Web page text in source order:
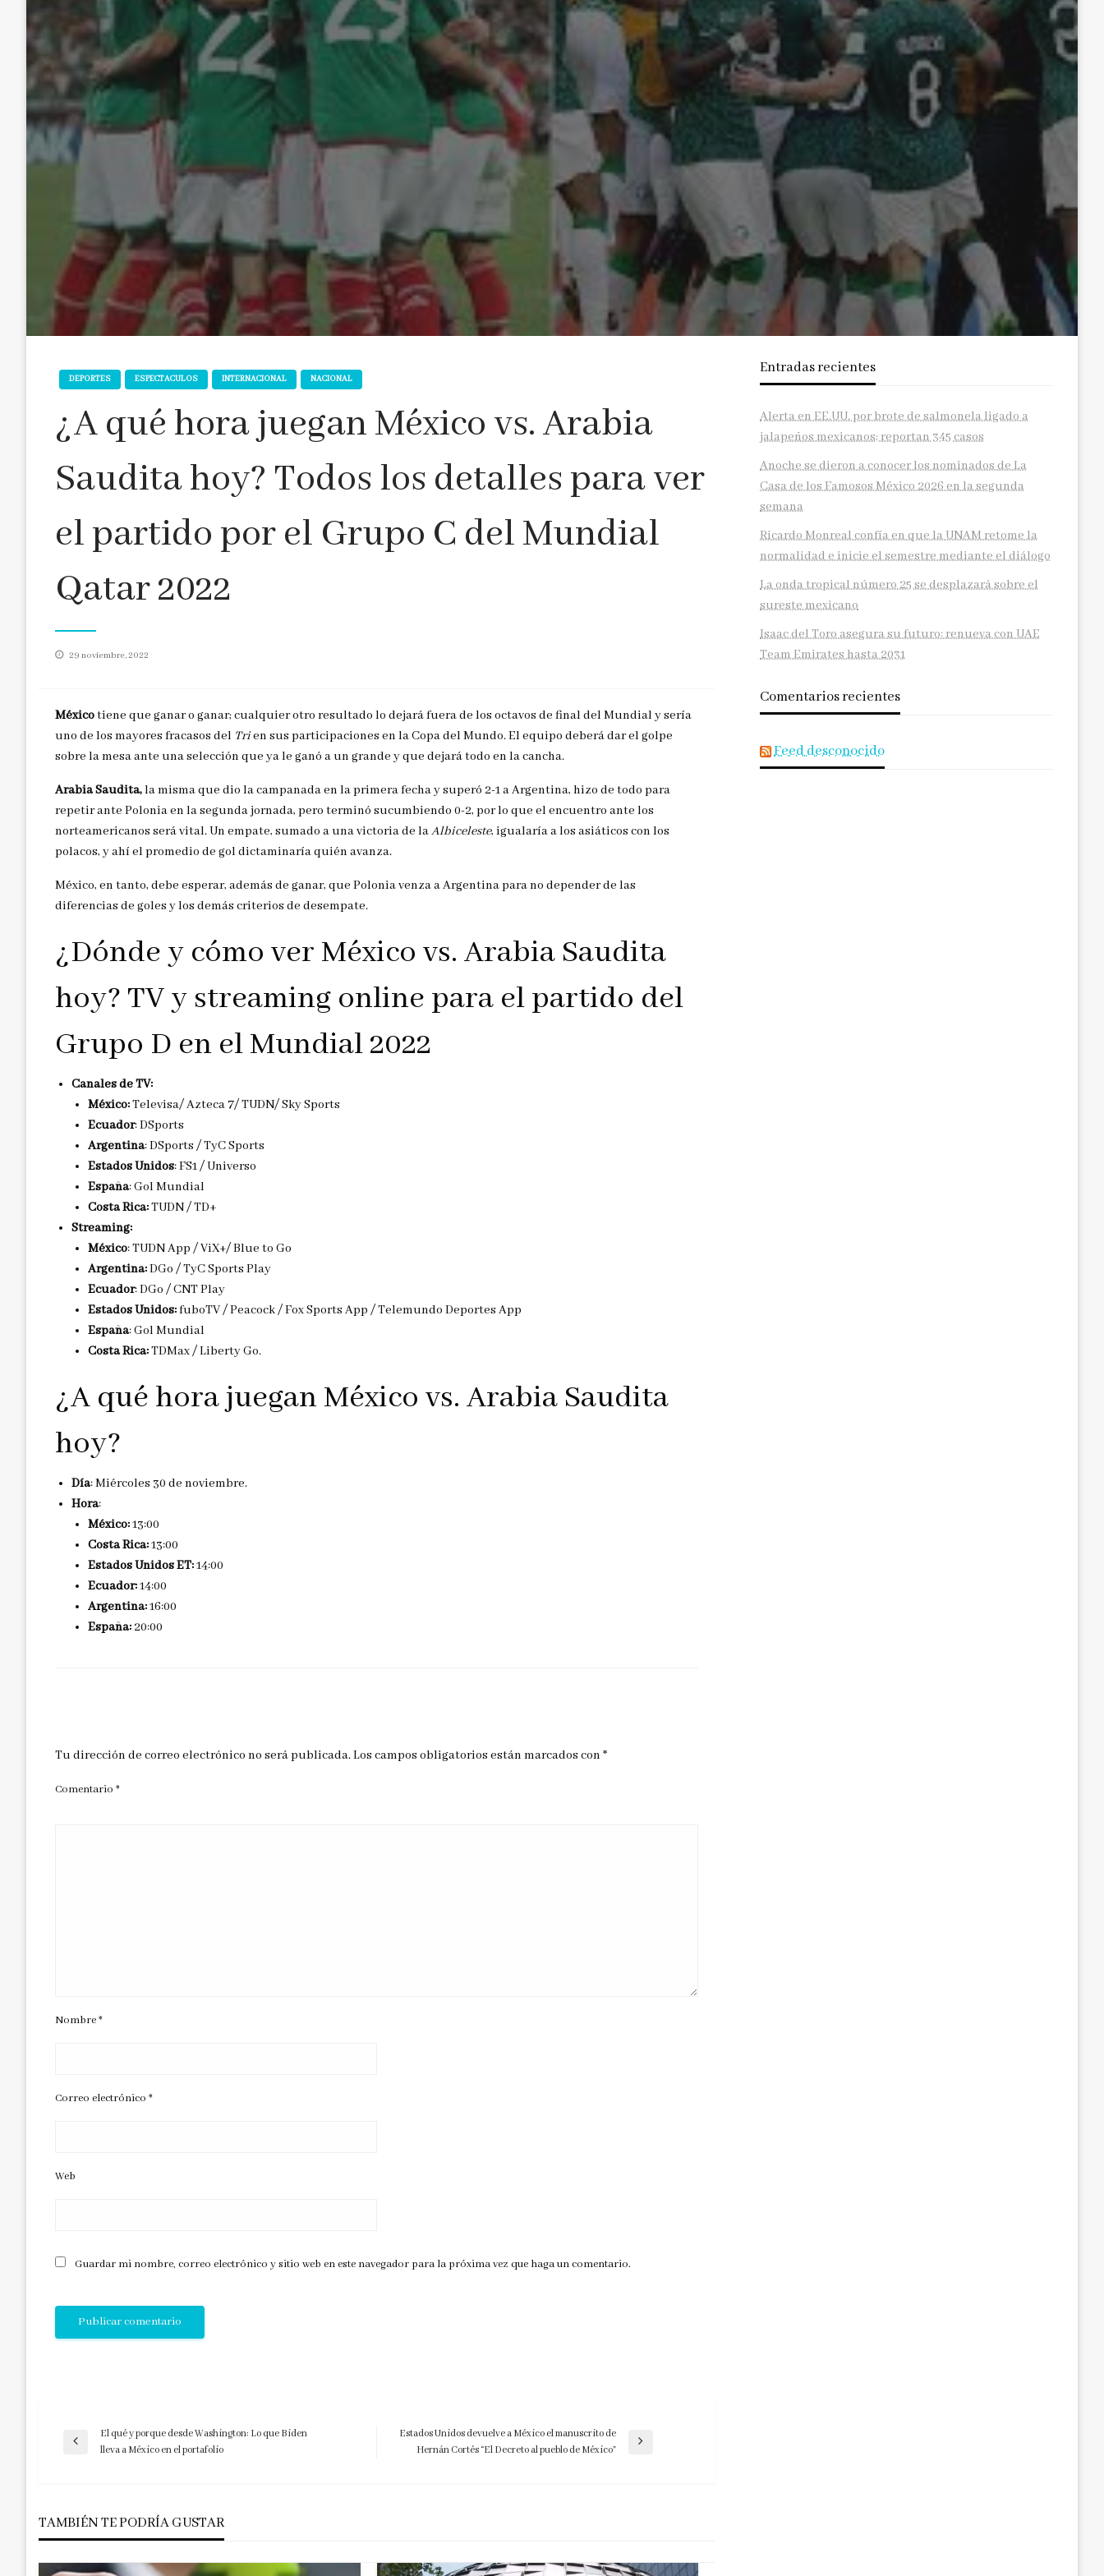
DEPORTES ESPECTACULOS INTERNACIONAL NACIONAL
¿A qué hora juegan México vs. Arabia
Saudita hoy? Todos los detalles para ver
el partido por el Grupo C del Mundial
Qatar 2022
Publicado
29 noviembre, 2022
Méxicotiene que ganar o ganar; cualquier otro resultado lo dejará fuera de los octavos de final del Mundial y sería
uno de los mayores fracasos del Trien sus participaciones en la Copa del Mundo. El equipo deberá dar el golpe
sobre la mesa ante una selección que ya le ganó a un grande y que dejará todo en la cancha.
Arabia Saudita,la misma que dio la campanada en la primera fecha y superó 2-1 a Argentina, hizo de todo para
repetir ante Polonia en la segunda jornada, pero terminó sucumbiendo 0-2, por lo que el encuentro ante los
norteamericanos será vital. Un empate, sumado a una victoria de laAlbiceleste, igualaría a los asiáticos con los
polacos, y ahí el promedio de gol dictaminaría quién avanza.
México, en tanto, debe esperar, además de ganar, que Polonia venza a Argentina para no depender de las
diferencias de goles y los demás criterios de desempate.
¿Dónde y cómo ver México vs. Arabia Saudita
hoy? TV y streaming online para el partido del
Grupo D en el Mundial 2022
Canales de TV:
México:Televisa/ Azteca 7/ TUDN/ Sky Sports
Ecuador: DSports
Argentina: DSports / TyC Sports
Estados Unidos: FS1 / Universo
España: Gol Mundial
Costa Rica:TUDN / TD+
Streaming:
México: TUDN App / ViX+/ Blue to Go
Argentina:DGo / TyC Sports Play
Ecuador: DGo / CNT Play
Estados Unidos:fuboTV / Peacock / Fox Sports App / Telemundo Deportes App
España: Gol Mundial
Costa Rica:TDMax / Liberty Go.
¿A qué hora juegan México vs. Arabia Saudita
hoy?
Día: Miércoles 30 de noviembre.
Hora:
México:13:00
Costa Rica:13:00
Estados Unidos ET:14:00
Ecuador:14:00
Argentina:16:00
España: 20:00
Tu dirección de correo electrónico no será publicada.Los campos obligatorios están marcados con *
Comentario *
Nombre*
Correo electrónico *
Web
Guardar mi nombre, correo electrónico y sitio web en este navegador para la próxima vez que haga un comentario.
Navegación
entradas
Entrada
El qué y porque desde Washington: Lo que Biden
lleva a México en el portafolio
Entrada
Estados Unidos devuelve a México el manuscrito de
Hernán Cortés “El Decreto al pueblo de México”
TAMBIÉN TE PODRÍA GUSTAR
Entradas recientes
Alerta en EE.UU. por brote de salmonela ligado a
jalapeños mexicanos; reportan 345 casos
Anoche se dieron a conocer los nominados de La
Casa de los Famosos México 2026 en la segunda
semana
Ricardo Monreal confía en que la UNAM retome la
normalidad e inicie el semestre mediante el diálogo
La onda tropical número 25 se desplazará sobre el
sureste mexicano
Isaac del Toro asegura su futuro: renueva con UAE
Team Emirates hasta 2031
Comentarios recientes
Feed desconocido